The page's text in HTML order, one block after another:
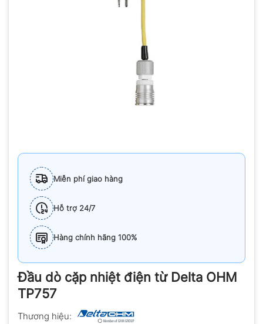
Miễn phí giao hàng
Hỗ trợ 24/7
Hàng chính hãng 100%
Đầu dò cặp nhiệt điện từ Delta OHM
TP757
Thương hiệu: